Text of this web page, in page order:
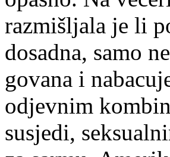
razmišljala je li
dosadna, samo
govana i
odjevnim
susjedi,